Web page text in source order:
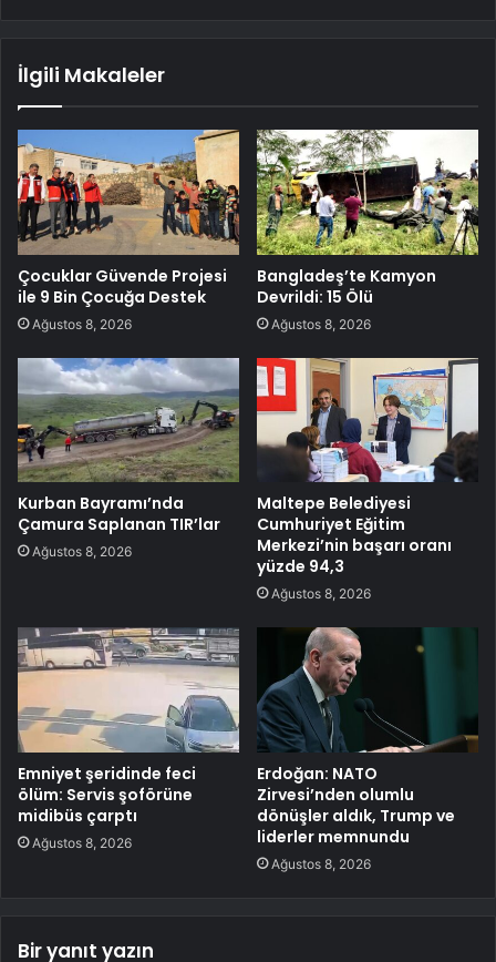
İlgili Makaleler
Çocuklar Güvende Projesi
ile 9 Bin Çocuğa Destek
Ağustos 8, 2026
Bangladeş’te Kamyon
Devrildi: 15 Ölü
Ağustos 8, 2026
Kurban Bayramı’nda
Çamura Saplanan TIR’lar
Ağustos 8, 2026
Maltepe Belediyesi
Cumhuriyet Eğitim
Merkezi’nin başarı oranı
yüzde 94,3
Ağustos 8, 2026
Emniyet şeridinde feci
ölüm: Servis şoförüne
midibüs çarptı
Ağustos 8, 2026
Erdoğan: NATO
Zirvesi’nden olumlu
dönüşler aldık, Trump ve
liderler memnundu
Ağustos 8, 2026
Bir yanıt yazın